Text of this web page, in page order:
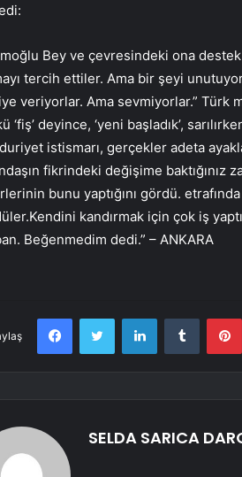
Bey ve çevresindeki ona
tercih ettiler. Ama bir şeyi
veriyorlar. Ama sevmiyorlar.” Türk
‘fiş’ deyince, ‘yeni başladık’,
istismarı, gerçekler adeta
fikrindeki değişime baktığınız
bunu yaptığını gördü.
kandırmak için çok iş
Beğenmedim dedi.” – ANKARA
FacebookTwitter LinkedInTumblr
SELDA SARICA